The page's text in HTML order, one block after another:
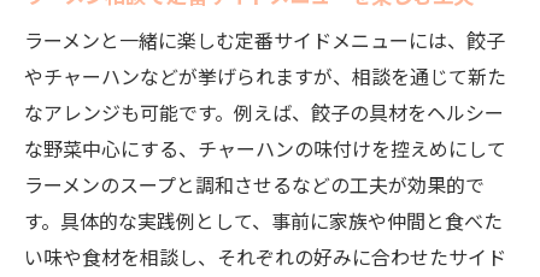
ラーメンと一緒に楽しむ定番サイドメニューには、餃子
やチャーハンなどが挙げられますが、相談を通じて新た
なアレンジも可能です。例えば、餃子の具材をヘルシー
な野菜中心にする、チャーハンの味付けを控えめにして
ラーメンのスープと調和させるなどの工夫が効果的で
す。具体的な実践例として、事前に家族や仲間と食べた
い味や食材を相談し、それぞれの好みに合わせたサイド